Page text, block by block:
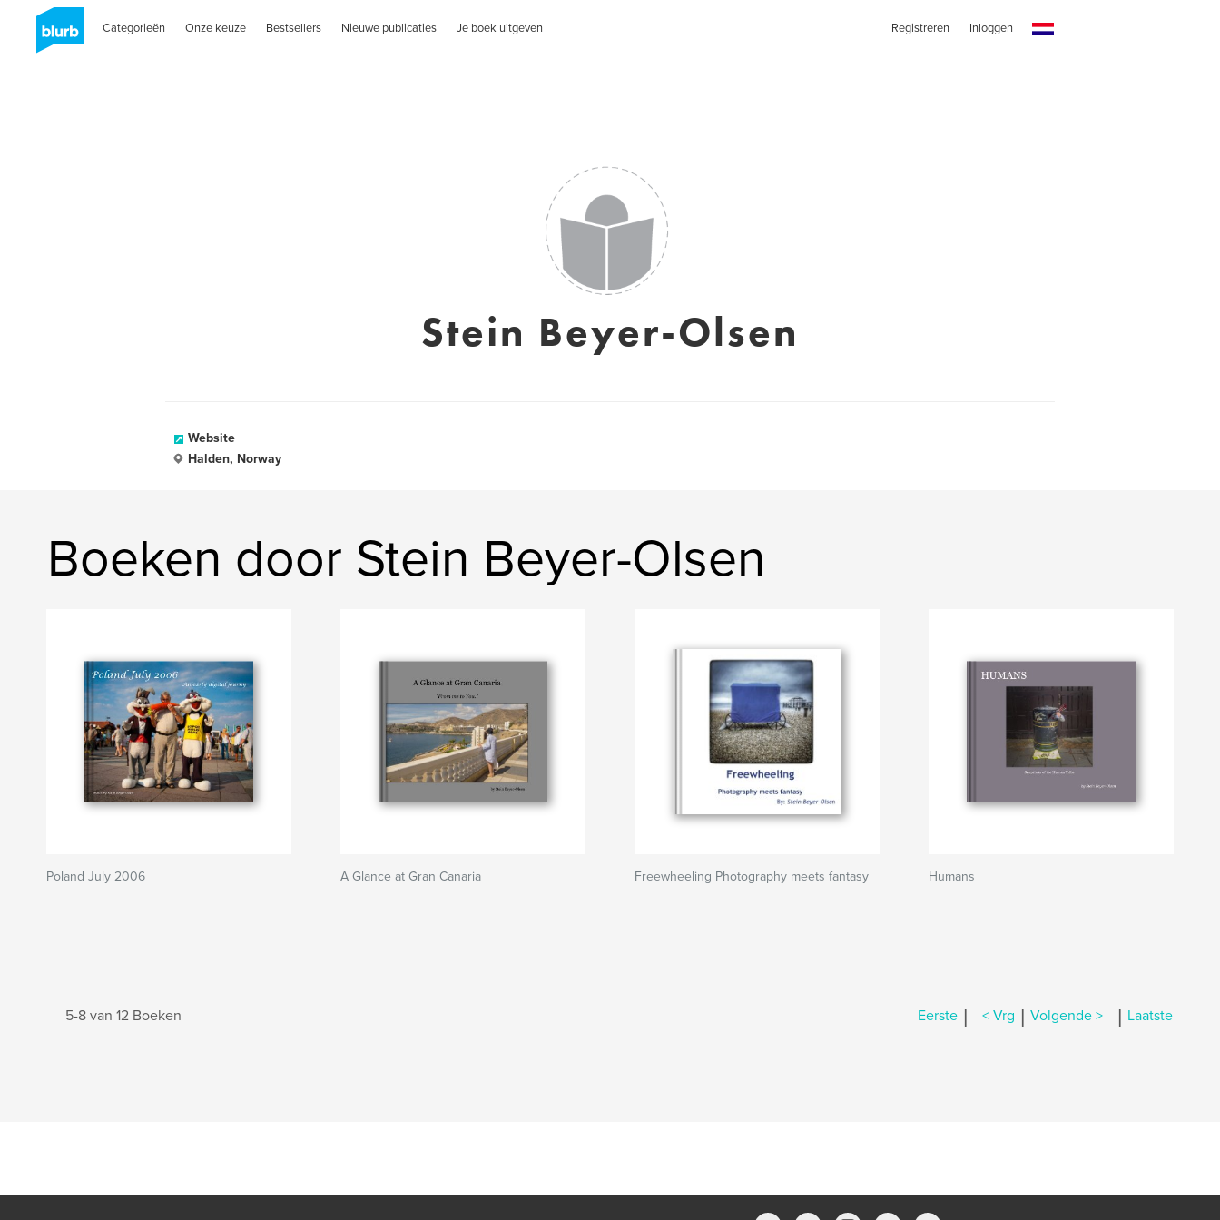
Categorieën Onze keuze Bestsellers Nieuwe publicaties Je boek uitgeven Registreren Inloggen
Stein Beyer-Olsen
Website
Halden, Norway
Boeken door Stein Beyer-Olsen
Poland July 2006 A Glance at Gran Canaria Freewheeling Photography meets fantasy Humans
5-8 van 12 Boeken Eerste | < Vrg | Volgende > | Laatste